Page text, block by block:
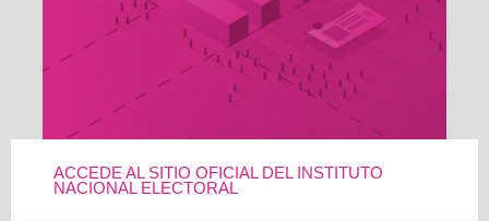
ACCEDE AL SITIO OFICIAL DEL INSTITUTO
NACIONAL ELECTORAL